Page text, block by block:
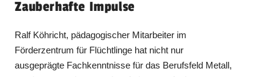
Zauberhafte Impulse
Ralf Köhricht, pädagogischer Mitarbeiter im
Förderzentrum für Flüchtlinge hat nicht nur
ausgeprägte Fachkenntnisse für das Berufsfeld Metall,